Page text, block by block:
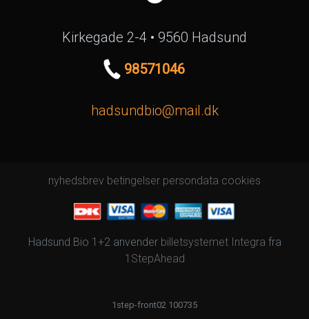
Kirkegade 2-4 • 9560 Hadsund
98571046
hadsundbio@mail.dk
nyhedsbrev betingelser persondata cookies
Hadsund Bio 1+2 anvender billetsystemet Integra fra
1StepAhead
1step-front02 100735